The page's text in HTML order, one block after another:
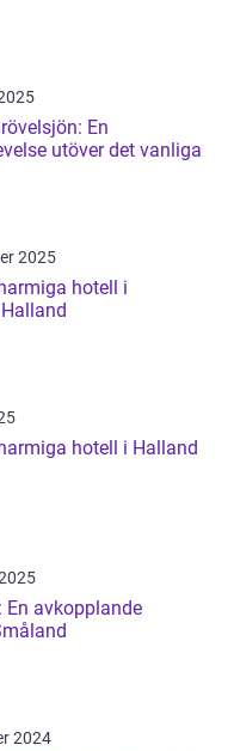
En
utöver det vanliga
2025
hotell i
hotell i Halland
En avkopplande
2024